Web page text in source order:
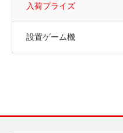
入荷プライズ
設置ゲーム機